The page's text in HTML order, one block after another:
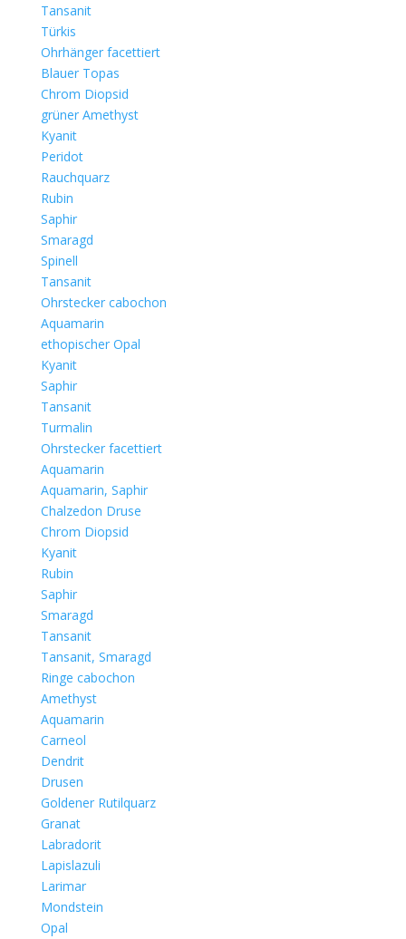
Tansanit
Türkis
Ohrhänger facettiert
Blauer Topas
Chrom Diopsid
grüner Amethyst
Kyanit
Peridot
Rauchquarz
Rubin
Saphir
Smaragd
Spinell
Tansanit
Ohrstecker cabochon
Aquamarin
ethopischer Opal
Kyanit
Saphir
Tansanit
Turmalin
Ohrstecker facettiert
Aquamarin
Aquamarin, Saphir
Chalzedon Druse
Chrom Diopsid
Kyanit
Rubin
Saphir
Smaragd
Tansanit
Tansanit, Smaragd
Ringe cabochon
Amethyst
Aquamarin
Carneol
Dendrit
Drusen
Goldener Rutilquarz
Granat
Labradorit
Lapislazuli
Larimar
Mondstein
Opal